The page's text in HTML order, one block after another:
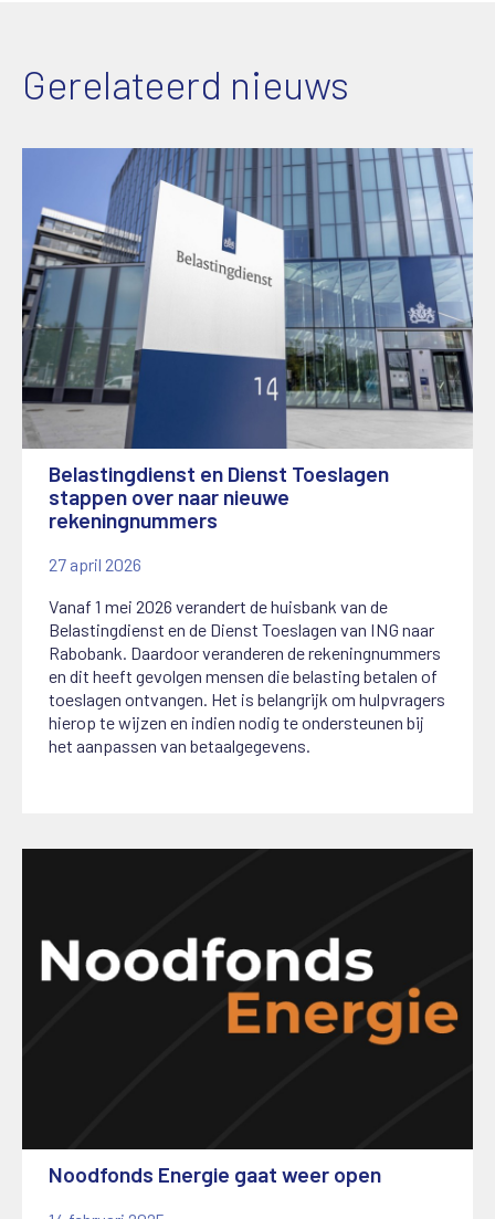
Gerelateerd nieuws
Belastingdienst en Dienst Toeslagen
stappen over naar nieuwe
rekeningnummers
27 april 2026
Vanaf 1 mei 2026 verandert de huisbank van de
Belastingdienst en de Dienst Toeslagen van ING naar
Rabobank. Daardoor veranderen de rekeningnummers
en dit heeft gevolgen mensen die belasting betalen of
toeslagen ontvangen. Het is belangrijk om hulpvragers
hierop te wijzen en indien nodig te ondersteunen bij
het aanpassen van betaalgegevens.
Noodfonds Energie gaat weer open